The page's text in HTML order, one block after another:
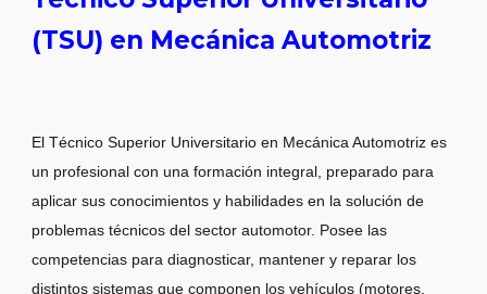
(TSU) en Mecánica Automotriz
El Técnico Superior Universitario en Mecánica Automotriz es
un profesional con una formación integral, preparado para
aplicar sus conocimientos y habilidades en la solución de
problemas técnicos del sector automotor. Posee las
competencias para diagnosticar, mantener y reparar los
distintos sistemas que componen los vehículos (motores,